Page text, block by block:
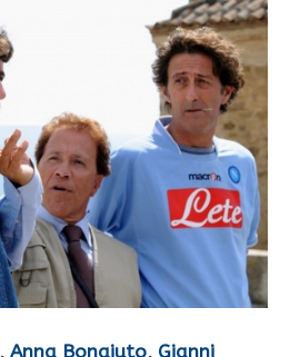
, Anna Bonaiuto, Gianni